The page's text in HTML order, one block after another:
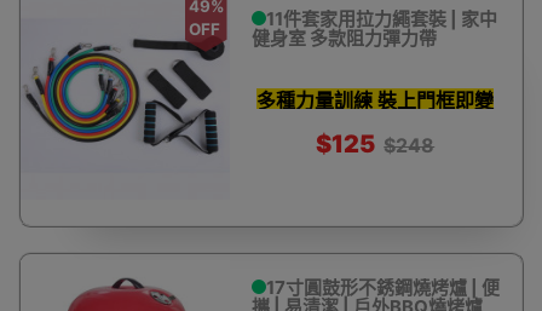
49%
OFF
11件套家用拉力繩套裝 | 家中
健身室 多款阻力彈力帶
多種力量訓練 裝上門框即變
重訓健身器材
$125 $248
17寸圓鼓形不銹鋼燒烤爐 | 便